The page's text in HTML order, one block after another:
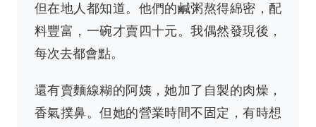
但在地人都知道。他們的鹹粥熬得綿密，配
料豐富，一碗才賣四十元。我偶然發現後，
每次去都會點。
還有賣麵線糊的阿姨，她加了自製的肉燥，
香氣撲鼻。但她的營業時間不固定，有時想